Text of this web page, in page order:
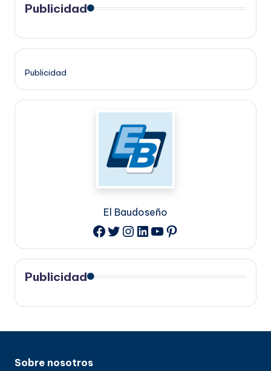
Publicidad
Publicidad
El Baudoseño
Facebook
Twitter
Instagram
LinkedIn
YouTube
Pinterest
Publicidad
Sobre nosotros